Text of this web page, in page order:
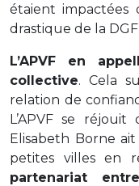
étaient
drastique de la
L’APVF en
collective. Cela
relation de
L’APVF se
Elisabeth Borne
petites villes en
partenariat